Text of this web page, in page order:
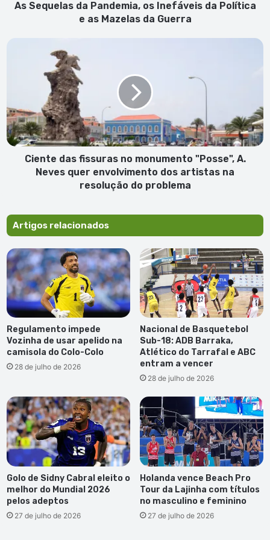
As Sequelas da Pandemia, os Inefáveis da Política
e as Mazelas da Guerra
monumento
"Posse",
A.
Neves
quer
envolvimento
do
problema
Ciente das fissuras no monumento "Posse", A.
Neves quer envolvimento dos artistas na
resolução do problema
Artigos relacionados
Regulamento impede
Vozinha de usar apelido na
camisola do Colo-Colo
28 de julho de 2026
Nacional de Basquetebol
Sub-18: ADB Barraka,
Atlético do Tarrafal e ABC
entram a vencer
28 de julho de 2026
Golo de Sidny Cabral eleito o
melhor do Mundial 2026
pelos adeptos
27 de julho de 2026
Holanda vence Beach Pro
Tour da Lajinha com títulos
no masculino e feminino
27 de julho de 2026